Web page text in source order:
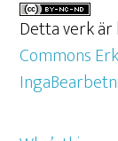
Detta verk
Commons